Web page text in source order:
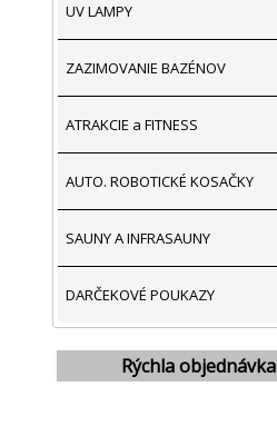
UV LAMPY
ZAZIMOVANIE BAZÉNOV
ATRAKCIE a FITNESS
AUTO. ROBOTICKÉ KOSAČKY
SAUNY A INFRASAUNY
DARČEKOVÉ POUKAZY
Rýchla objednávka